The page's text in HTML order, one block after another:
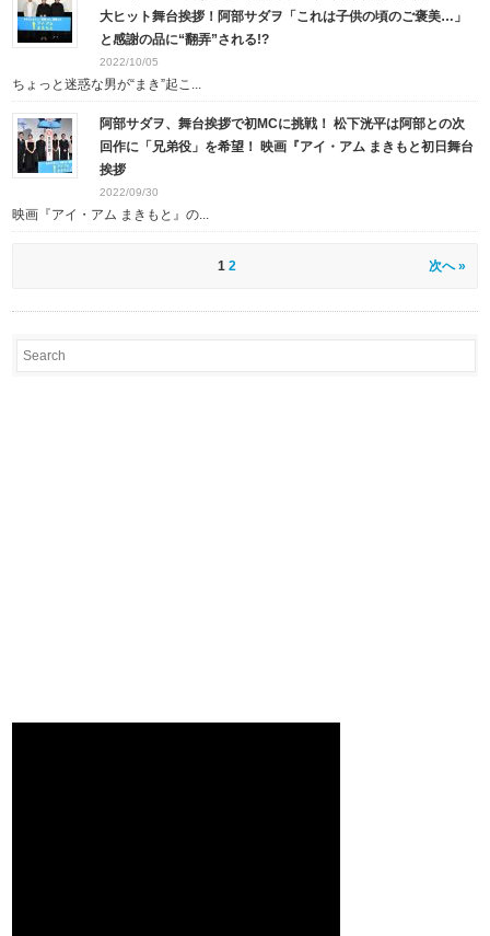
大ヒット舞台挨拶！阿部サダヲ「これは子供の頃のご褒美…」
と感謝の品に“翻弄”される!?
2022/10/05
ちょっと迷惑な男が“まき”起こ...
阿部サダヲ、舞台挨拶で初MCに挑戦！ 松下洸平は阿部との次
回作に「兄弟役」を希望！ 映画『アイ・アム まきもと初日舞台
挨拶
2022/09/30
映画『アイ・アム まきもと』の...
1 2 次へ »